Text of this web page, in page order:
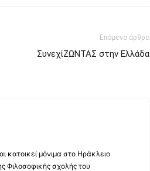
Επόμενο άρθρο
ΣυνεχίΖΩΝΤΑΣ στην Ελλάδα
μόνιμα στο Ηράκλειο
Φιλοσοφικής σχολής του